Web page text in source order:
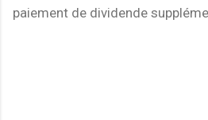
paiement de dividende